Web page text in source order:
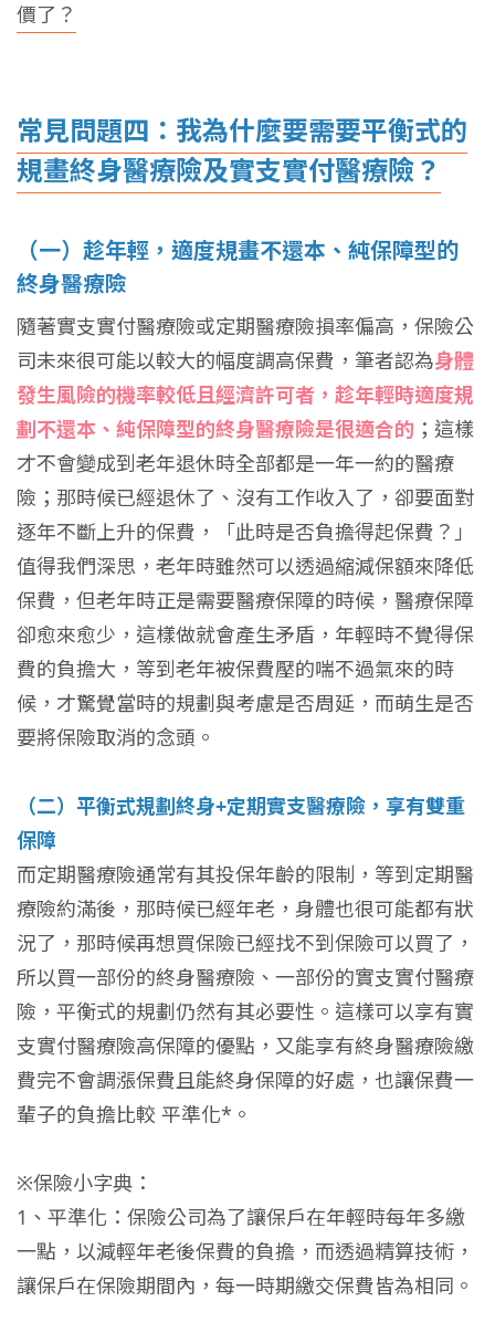
價了？
常見問題四：我為什麼要需要平衡式的
規畫終身醫療險及實支實付醫療險？
（一）趁年輕，適度規畫不還本、純保障型的
終身醫療險
隨著實支實付醫療險或定期醫療險損率偏高，保險公
司未來很可能以較大的幅度調高保費，筆者認為身體
發生風險的機率較低且經濟許可者，趁年輕時適度規
劃不還本、純保障型的終身醫療險是很適合的 ；這樣
才不會變成到老年退休時全部都是一年一約的醫療
險；那時候已經退休了、沒有工作收入了，卻要面對
逐年不斷上升的保費，「此時是否負擔得起保費？」
值得我們深思，老年時雖然可以透過縮減保額來降低
保費，但老年時正是需要醫療保障的時候，醫療保障
卻愈來愈少，這樣做就會產生矛盾，年輕時不覺得保
費的負擔大，等到老年被保費壓的喘不過氣來的時
候，才驚覺當時的規劃與考慮是否周延，而萌生是否
要將保險取消的念頭。
（二）平衡式規劃終身+定期實支醫療險，享有雙重
保障
而定期醫療險通常有其投保年齡的限制，等到定期醫
療險約滿後，那時候已經年老，身體也很可能都有狀
況了，那時候再想買保險已經找不到保險可以買了，
所以買一部份的終身醫療險、一部份的實支實付醫療
險，平衡式的規劃仍然有其必要性。這樣可以享有實
支實付醫療險高保障的優點，又能享有終身醫療險繳
費完不會調漲保費且能終身保障的好處，也讓保費一
輩子的負擔比較 平準化*。
※保險小字典：
1、平準化：保險公司為了讓保戶在年輕時每年多繳
一點，以減輕年老後保費的負擔，而透過精算技術，
讓保戶在保險期間內，每一時期繳交保費皆為相同。